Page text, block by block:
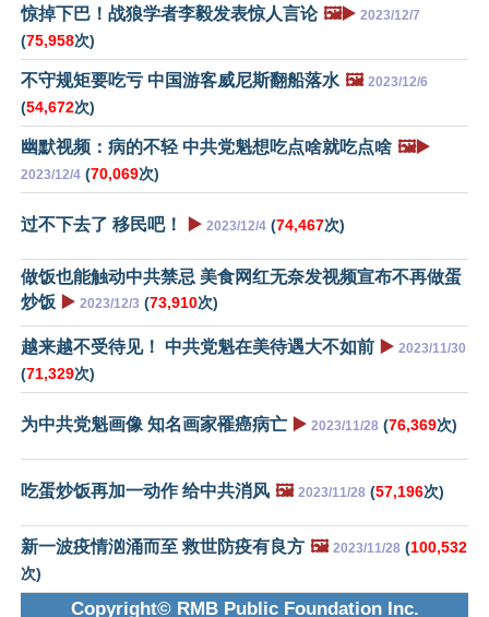
惊掉下巴！战狼学者李毅发表惊人言论 🖼️▶️ 2023/12/7
(75,958次)
不守规矩要吃亏 中国游客威尼斯翻船落水 🖼️ 2023/12/6
(54,672次)
幽默视频：病的不轻 中共党魁想吃点啥就吃点啥 🖼️▶️
2023/12/4 (70,069次)
过不下去了 移民吧！ ▶️ 2023/12/4 (74,467次)
做饭也能触动中共禁忌 美食网红无奈发视频宣布不再做蛋
炒饭 ▶️ 2023/12/3 (73,910次)
越来越不受待见！ 中共党魁在美待遇大不如前 ▶️ 2023/11/30
(71,329次)
为中共党魁画像 知名画家罹癌病亡 ▶️ 2023/11/28 (76,369次)
吃蛋炒饭再加一动作 给中共消风 🖼️ 2023/11/28 (57,196次)
新一波疫情汹涌而至 救世防疫有良方 🖼️ 2023/11/28 (100,532
次)
Copyright© RMB Public Foundation Inc.